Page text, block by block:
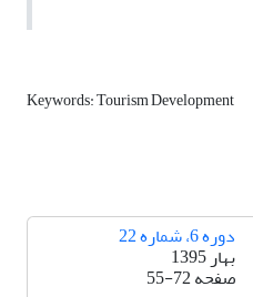
Keywords: Tourism Development
دوره 6، شماره 22
بهار 1395
صفحه55-72